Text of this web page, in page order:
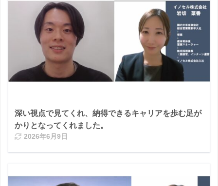
深い視点で見てくれ、納得できるキャリアを歩む足が
かりとなってくれました。
2026年6月9日